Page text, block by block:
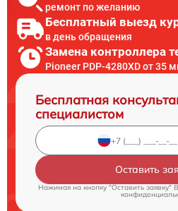
ремонт по желанию
Бесплатный выезд
в день обращения
Замена контроллера
Pioneer PDP-4280XD от 35
Бесплатная
специалистом
Оставить
Нажимая на кнопку "Оставить заявку"